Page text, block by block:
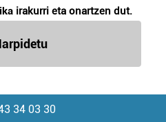
irakurri eta onartzen dut.
34 03 30